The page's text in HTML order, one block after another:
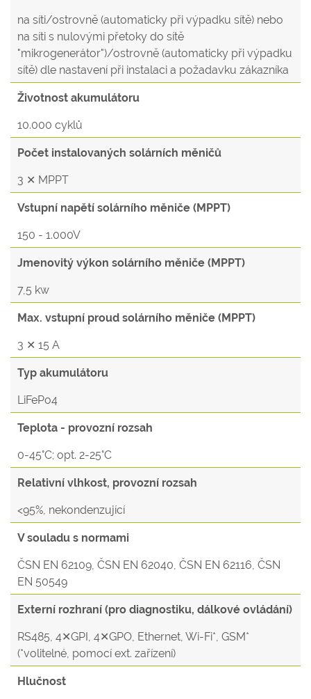
na síti/ostrovně (automaticky při výpadku sítě) nebo
na síti s nulovými přetoky do sítě
"mikrogenerátor")/ostrovně (automaticky při výpadku
sítě) dle nastavení při instalaci a požadavku zákazníka
Životnost akumulátoru
10.000 cyklů
Počet instalovaných solárních měničů
3 ✕ MPPT
Vstupní napětí solárního měniče (MPPT)
150 - 1.000V
Jmenovitý výkon solárního měniče (MPPT)
7,5 kw
Max. vstupní proud solárního měniče (MPPT)
3 ✕ 15 A
Typ akumulátoru
LiFePo4
Teplota - provozní rozsah
0-45°C; opt. 2-25°C
Relativní vlhkost, provozní rozsah
<95%, nekondenzující
V souladu s normami
ČSN EN 62109, ČSN EN 62040, ČSN EN 62116, ČSN
EN 50549
Externí rozhraní (pro diagnostiku, dálkové ovládání)
RS485, 4✕GPI, 4✕GPO, Ethernet, Wi-Fi*, GSM*
(*volitelné, pomocí ext. zařízení)
Hlučnost